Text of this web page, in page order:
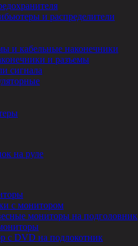
и распределители
и кабельные наконечники
и разъемы
сигнала
на руле
с монитором
мониторы на подголовник
с DVD на подлокотник